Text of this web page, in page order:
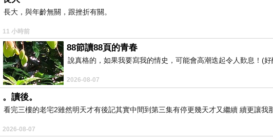
長大，與年齡無關，跟挫折有關。
11 小時前
88節讀88頁的青春
說真格的，如果我要寫我的情史，可能會高潮迭起令人歎息！(
2026-08-07
。讀後。
看完三樓的老宅2雖然明天才有後記其實中間到第三集有停更幾天才又繼續 續更讓
2026-08-07